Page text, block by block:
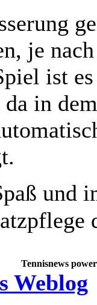
je
ist
in
und
Tennisnews
Weblog